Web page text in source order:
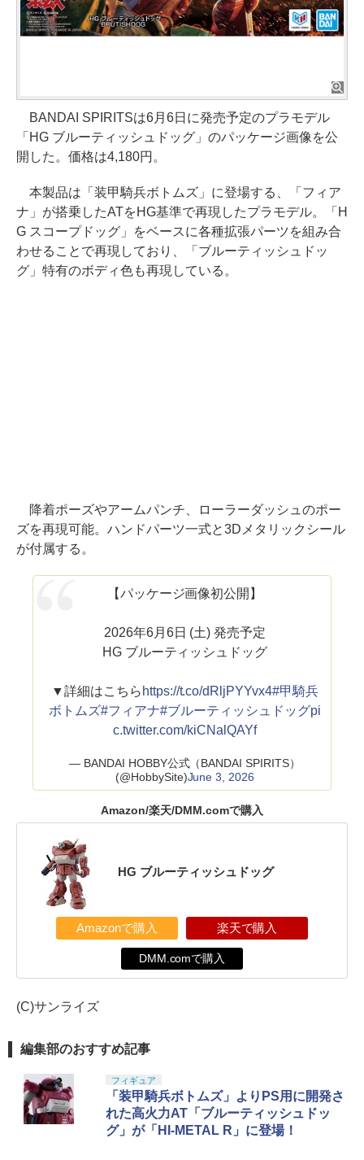
BANDAI SPIRITSは6月6日に発売予定のプラモデル
「HG ブルーティッシュドッグ」のパッケージ画像を公
開した。価格は4,180円。
本製品は「装甲騎兵ボトムズ」に登場する、「フィア
ナ」が搭乗したATをHG基準で再現したプラモデル。「H
G スコープドッグ」をベースに各種拡張パーツを組み合
わせることで再現しており、「ブルーティッシュドッ
グ」特有のボディ色も再現している。
降着ポーズやアームパンチ、ローラーダッシュのポー
ズを再現可能。ハンドパーツ一式と3Dメタリックシール
が付属する。
【パッケージ画像初公開】
2026年6月6日 (土) 発売予定
HG ブルーティッシュドッグ
▼詳細はこちら https://t.co/dRljPYYvx4#甲騎兵
ボトムズ#フィアナ#ブルーティッシュドッグpi
c.twitter.com/kiCNalQAYf
— BANDAI HOBBY公式（BANDAI SPIRITS）
(@HobbySite)June 3, 2026
Amazon/楽天/DMM.comで購入
HG ブルーティッシュドッグ
Amazonで購入 楽天で購入
DMM.comで購入
(C)サンライズ
編集部のおすすめ記事
フィギュア
「装甲騎兵ボトムズ」よりPS用に開発さ
れた高火力AT「ブルーティッシュドッ
グ」が「HI-METAL R」に登場！